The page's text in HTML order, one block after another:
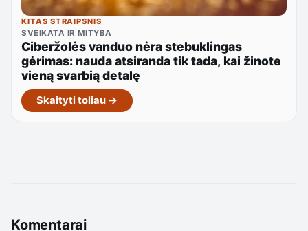
KITAS STRAIPSNIS
SVEIKATA IR MITYBA
Ciberžolės vanduo nėra stebuklingas
gėrimas: nauda atsiranda tik tada, kai žinote
vieną svarbią detalę
Skaityti toliau →
Komentarai